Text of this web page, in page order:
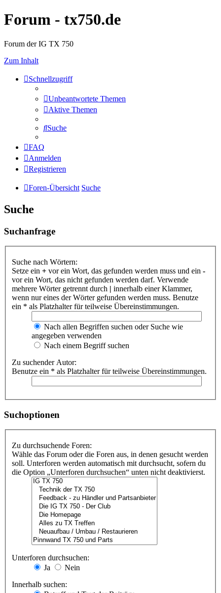
Forum - tx750.de
Forum der IG TX 750
Zum Inhalt
Schnellzugriff
Unbeantwortete Themen
Aktive Themen
Suche
FAQ
Anmelden
Registrieren
Foren-Übersicht Suche
Suche
Suchanfrage
Suche nach Wörtern:
Setze ein + vor ein Wort, das gefunden werden muss und ein -
vor ein Wort, das nicht gefunden werden darf. Verwende
mehrere Wörter getrennt durch | innerhalb einer Klammer,
wenn nur eines der Wörter gefunden werden muss. Benutze
ein * als Platzhalter für teilweise Übereinstimmungen.
Nach allen Begriffen suchen oder Suche wie
angegeben verwenden
Nach einem Begriff suchen
Zu suchender Autor:
Benutze ein * als Platzhalter für teilweise Übereinstimmungen.
Suchoptionen
Zu durchsuchende Foren:
Wähle das Forum oder die Foren aus, in denen gesucht werden
soll. Unterforen werden automatisch mit durchsucht, sofern du
die Option „Unterforen durchsuchen“ unten nicht deaktivierst.
Unterforen durchsuchen:
Ja
Nein
Innerhalb suchen: